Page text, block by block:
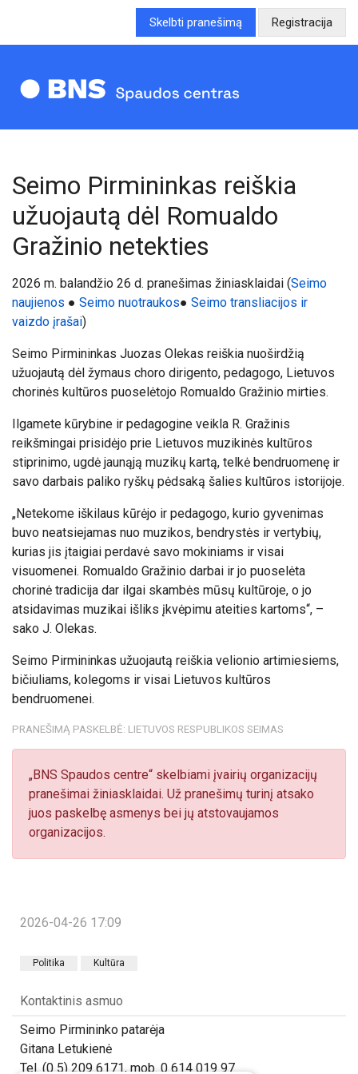
Skelbti pranešimą Registracija
Seimo Pirmininkas reiškia
užuojautą dėl Romualdo
Gražinio netekties
2026 m. balandžio 26 d. pranešimas žiniasklaidai (Seimo
naujienos ● Seimo nuotraukos● Seimo transliacijos ir
vaizdo įrašai)
Seimo Pirmininkas Juozas Olekas reiškia nuoširdžią
užuojautą dėl žymaus choro dirigento, pedagogo, Lietuvos
chorinės kultūros puoselėtojo Romualdo Gražinio mirties.
Ilgamete kūrybine ir pedagogine veikla R. Gražinis
reikšmingai prisidėjo prie Lietuvos muzikinės kultūros
stiprinimo, ugdė jaunąją muzikų kartą, telkė bendruomenę ir
savo darbais paliko ryškų pėdsaką šalies kultūros istorijoje.
„Netekome iškilaus kūrėjo ir pedagogo, kurio gyvenimas
buvo neatsiejamas nuo muzikos, bendrystės ir vertybių,
kurias jis įtaigiai perdavė savo mokiniams ir visai
visuomenei. Romualdo Gražinio darbai ir jo puoselėta
chorinė tradicija dar ilgai skambės mūsų kultūroje, o jo
atsidavimas muzikai išliks įkvėpimu ateities kartoms“, –
sako J. Olekas.
Seimo Pirmininkas užuojautą reiškia velionio artimiesiems,
bičiuliams, kolegoms ir visai Lietuvos kultūros
bendruomenei.
PRANEŠIMĄ PASKELBĖ: LIETUVOS RESPUBLIKOS SEIMAS
„BNS Spaudos centre“ skelbiami įvairių organizacijų
pranešimai žiniasklaidai. Už pranešimų turinį atsako
juos paskelbę asmenys bei jų atstovaujamos
organizacijos.
2026-04-26 17:09
Politika Kultūra
Kontaktinis asmuo
Seimo Pirmininko patarėja
Gitana Letukienė
Tel. (0 5) 209 6171, mob. 0 614 019 97